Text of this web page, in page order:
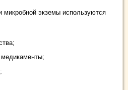
микробной экземы используются